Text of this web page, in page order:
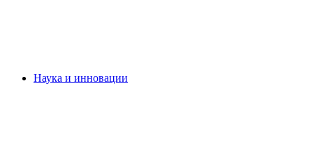
Наука и инновации